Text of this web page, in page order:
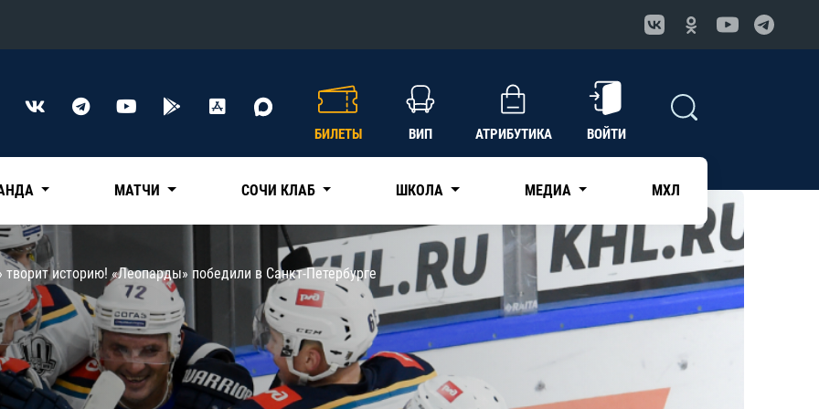
Конференция «Восток»
Трактор
Дивизион Чернышева
Авангард
Адмирал
КХЛ
БИЛЕТЫ ВИП АТРИБУТИКА ВОЙТИ
МАТЧИ СОЧИ КЛАБ ШКОЛА МЕДИА МХЛ
творит историю! «Леопарды» победили в Санкт-Петербурге